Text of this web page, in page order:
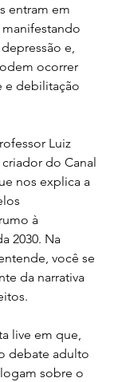
entram em
e,
ocorrer
e debilitação
Luiz
do Canal
nos explica a
à
2030. Na
você se
da narrativa
live em que,
debate adulto
sobre o